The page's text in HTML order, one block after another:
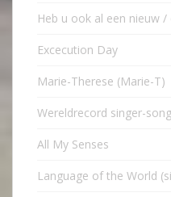
Heb u ook al een nieuw
Excecution Day
Marie-Therese (Marie-T)
Wereldrecord singer-
All My Senses
Language of the World